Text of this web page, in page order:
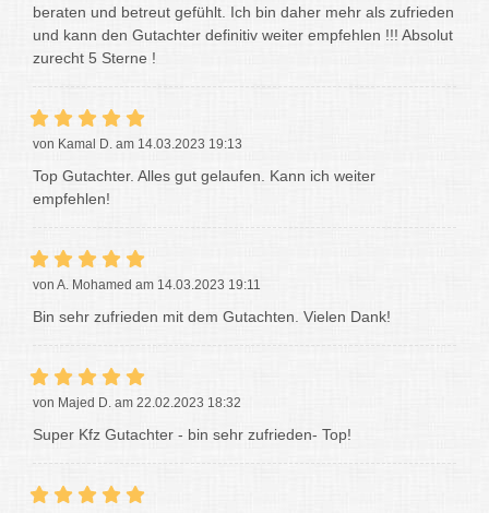
beraten und betreut gefühlt. Ich bin daher mehr als zufrieden
und kann den Gutachter definitiv weiter empfehlen !!! Absolut
zurecht 5 Sterne !
von Kamal D. am 14.03.2023 19:13
Top Gutachter. Alles gut gelaufen. Kann ich weiter
empfehlen!
von A. Mohamed am 14.03.2023 19:11
Bin sehr zufrieden mit dem Gutachten. Vielen Dank!
von Majed D. am 22.02.2023 18:32
Super Kfz Gutachter - bin sehr zufrieden- Top!